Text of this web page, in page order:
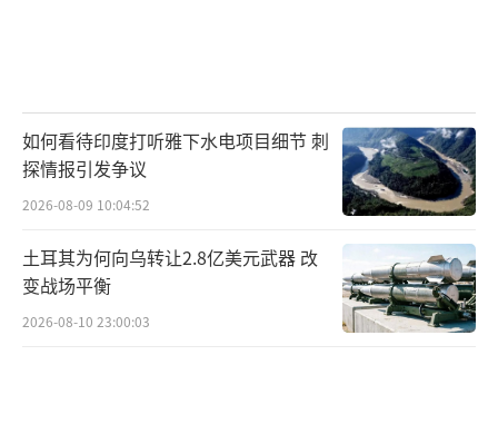
如何看待印度打听雅下水电项目细节 刺
探情报引发争议
2026-08-09 10:04:52
土耳其为何向乌转让2.8亿美元武器 改
变战场平衡
2026-08-10 23:00:03